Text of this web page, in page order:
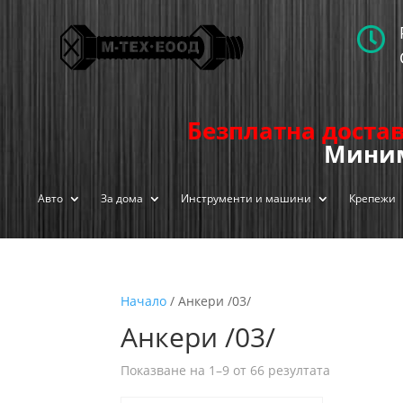

Безплатна
Авто За дома Инструменти и машини Крепежи
Начало / Анкери /03/
Анкери /03/
Показване на 1–9 от 66 резултата